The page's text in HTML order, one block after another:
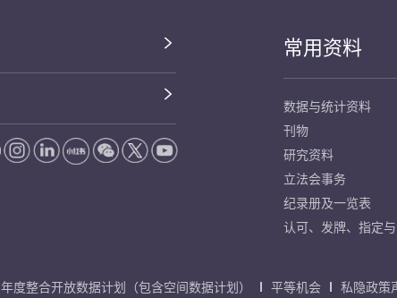
常用资料
数据与统计资料
刊物
研究资料
立法会事务
纪录册及一览表
认可、发牌、指定
年度整合开放数据计划（包含空间数据计划） 平等机会 私隐政策